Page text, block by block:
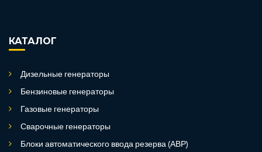
КАТАЛОГ
Дизельные генераторы
Бензиновые генераторы
Газовые генераторы
Сварочные генераторы
Блоки автоматического ввода резерва (АВР)